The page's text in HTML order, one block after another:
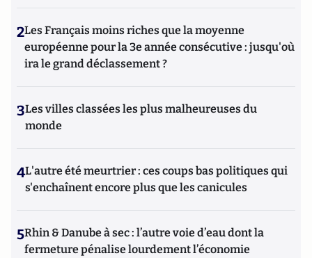
2Les Français moins riches que la moyenne
européenne pour la 3e année consécutive : jusqu'où
ira le grand déclassement ?
3Les villes classées les plus malheureuses du
monde
4L'autre été meurtrier : ces coups bas politiques qui
s'enchaînent encore plus que les canicules
5Rhin & Danube à sec : l’autre voie d’eau dont la
fermeture pénalise lourdement l’économie